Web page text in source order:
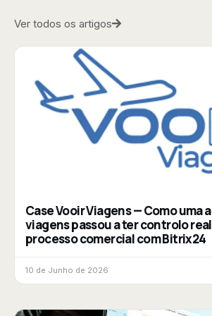
Ver todos os artigos
Case Vooir Viagens — Como uma
viagens passou a ter controlo
processo comercial com Bitrix24
10 de Junho de 2026